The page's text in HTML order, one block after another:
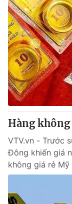
Liên hệ quảng cáo:
® Cấm sao chép
thuận bằng văn
thông tin từ
Hàng
VTV.vn - Trước
Đông khiến giá
không giá rẻ